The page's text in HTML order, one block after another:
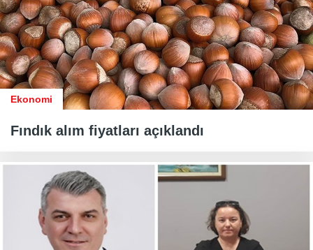
Ekonomi
Fındık alım fiyatları açıklandı